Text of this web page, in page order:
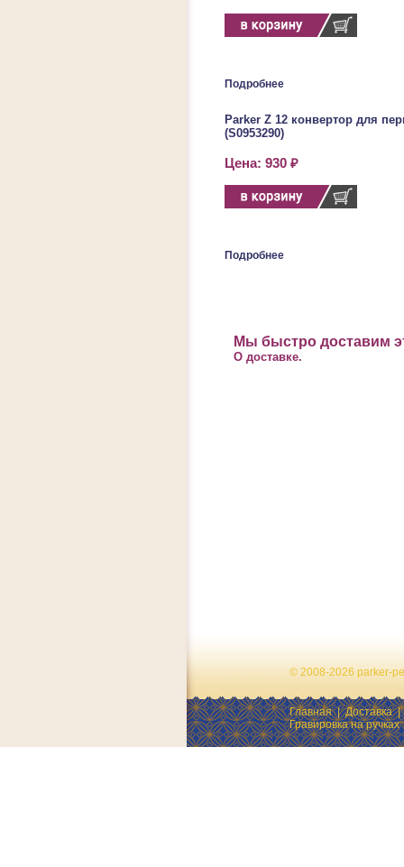
Подробнее
Parker Z 12 конвертор для
(S0953290)
Цена: 930 ₽
Подробнее
Мы быстро доставим
О доставке.
© 2008-2026 parker-
Главная|Доставка
Гравировка на ручках